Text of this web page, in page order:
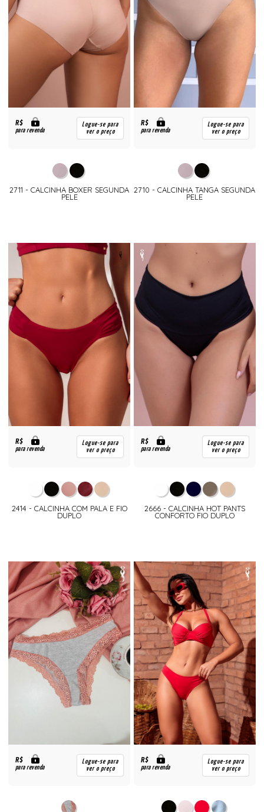
R$
para revenda
Logue-se para
ver o preço
2711 - CALCINHA BOXER SEGUNDA
PELE
R$
para revenda
Logue-se para
ver o preço
2710 - CALCINHA TANGA SEGUNDA
PELE
R$
para revenda
Logue-se para
ver o preço
2414 - CALCINHA COM PALA E FIO
DUPLO
R$
para revenda
Logue-se para
ver o preço
2666 - CALCINHA HOT PANTS
CONFORTO FIO DUPLO
R$
para revenda
Logue-se para
ver o preço
R$
para revenda
Logue-se para
ver o preço